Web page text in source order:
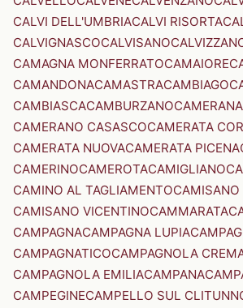
CALVI DELL'UMBRIACALVI RISORTA
CALVIGNASCOCALVISANO
CAMAGNA MONFERRATOCAMAIORE
CAMANDONACAMASTRACAMBIAGO
CAMBIASCACAMBURZANOCAMERANA
CAMERANO CASASCOCAMERATA
CAMERATA NUOVACAMERATA PICENA
CAMERINOCAMEROTACAMIGLIANO
CAMINO AL TAGLIAMENTOCAMISANO
CAMISANO VICENTINOCAMMARATA
CAMPAGNACAMPAGNA LUPIA
CAMPAGNATICOCAMPAGNOLA
CAMPAGNOLA EMILIACAMPANA
CAMPEGINECAMPELLO SUL